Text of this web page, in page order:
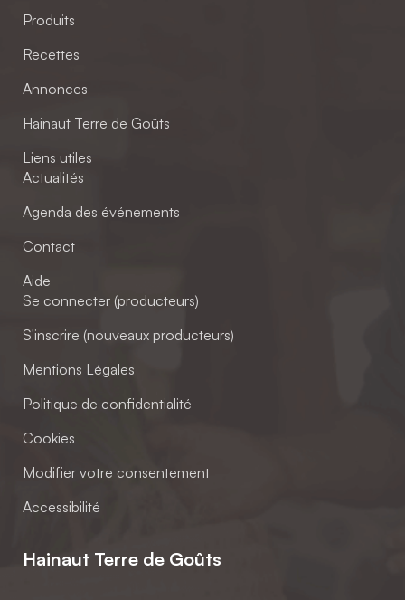
Produits
Recettes
Annonces
Hainaut Terre de Goûts
Liens utiles
Actualités
Agenda des événements
Contact
Aide
Se connecter (producteurs)
S'inscrire (nouveaux producteurs)
Mentions Légales
Politique de confidentialité
Cookies
Modifier votre consentement
Accessibilité
Hainaut Terre de Goûts